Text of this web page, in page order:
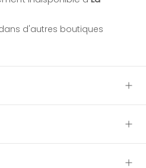
d'autres boutiques